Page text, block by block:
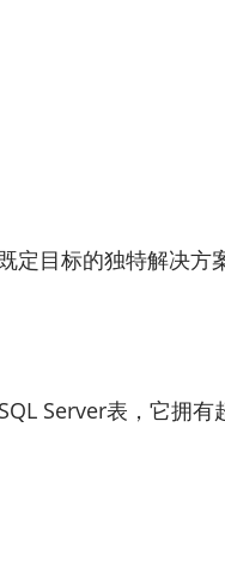
定目标的独特解决方
Server表，它拥有